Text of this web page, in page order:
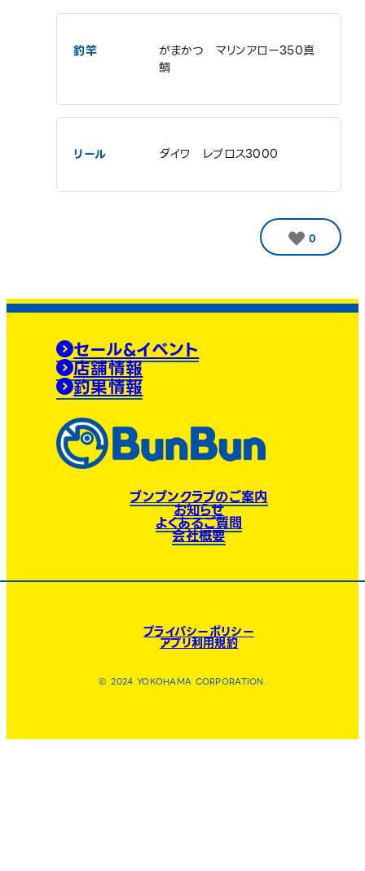
釣竿
がまかつ マリンアロー350真
鯛
リール ダイワ レブロス3000
0
セール&イベント
店舗情報
釣果情報
ブンブンクラブのご案内
お知らせ
よくあるご質問
会社概要
プライバシーポリシー
アプリ利用規約
© 2024 YOKOHAMA CORPORATION.